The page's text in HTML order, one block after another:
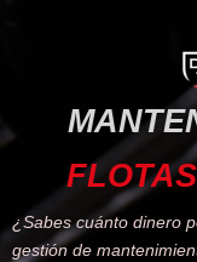
¿Sabes cuánto dinero
gestión de